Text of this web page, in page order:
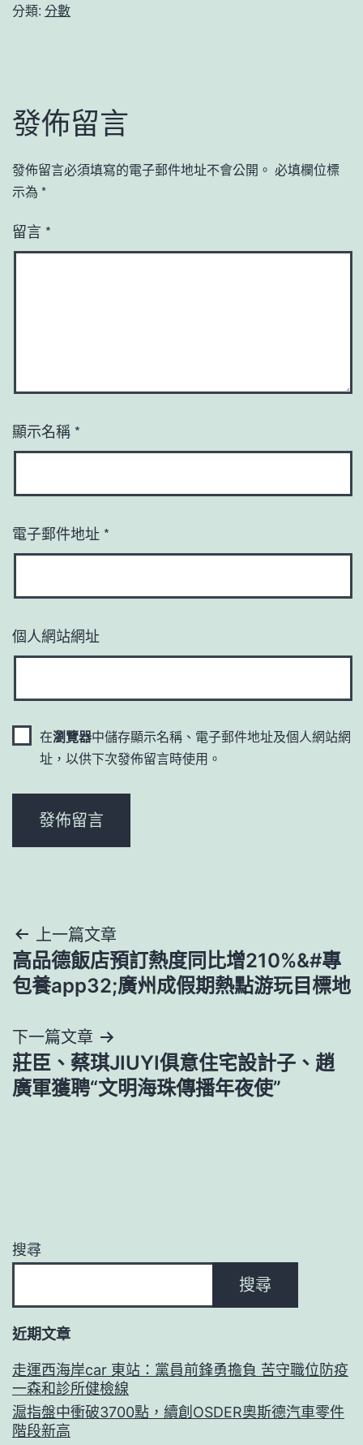
分類: 分數
發佈留言
發佈留言必須填寫的電子郵件地址不會公開。 必填欄位標
示為 *
留言 *
顯示名稱 *
電子郵件地址 *
個人網站網址
在瀏覽器中儲存顯示名稱、電子郵件地址及個人網站網
址，以供下次發佈留言時使用。
文
章
覽
上一篇文章
高品德飯店預訂熱度同比增210%&#專
包養app32;廣州成假期熱點游玩目標地
下一篇文章
莊臣、蔡琪JIUYI俱意住宅設計子、趙
廣軍獲聘“文明海珠傳播年夜使”
搜尋
搜尋
近期文章
走運西海岸car 東站：黨員前鋒勇擔負 苦守職位防疫
一森和診所健檢線
滬指盤中衝破3700點，續創OSDER奧斯德汽車零件
階段新高